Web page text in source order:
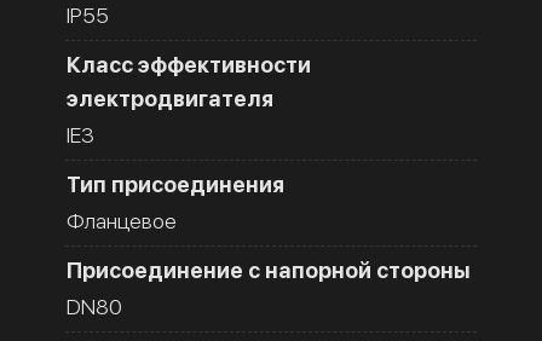
IP55
Класс эффективности
электродвигателя
IE3
Тип присоединения
Фланцевое
Присоединение с напорной стороны
DN80